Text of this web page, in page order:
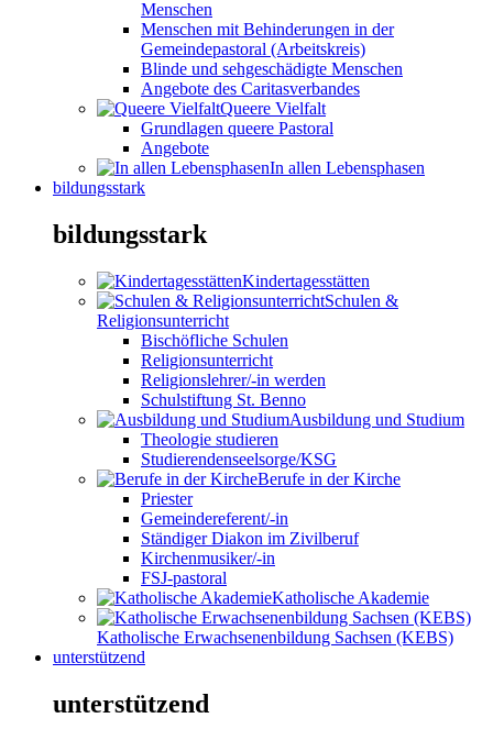
Menschen
Menschen mit Behinderungen in der
Gemeindepastoral (Arbeitskreis)
Blinde und sehgeschädigte Menschen
Angebote des Caritasverbandes
Queere Vielfalt
Grundlagen queere Pastoral
Angebote
In allen Lebensphasen
bildungsstark
bildungsstark
Kindertagesstätten
Schulen &
Religionsunterricht
Bischöfliche Schulen
Religionsunterricht
Religionslehrer/-in werden
Schulstiftung St. Benno
Ausbildung und Studium
Theologie studieren
Studierendenseelsorge/KSG
Berufe in der Kirche
Priester
Gemeindereferent/-in
Ständiger Diakon im Zivilberuf
Kirchenmusiker/-in
FSJ-pastoral
Katholische Akademie
Katholische Erwachsenenbildung Sachsen (KEBS)
unterstützend
unterstützend